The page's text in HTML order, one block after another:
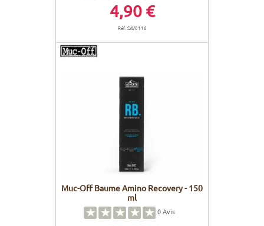
4,90 €
Réf. SAV0116
Muc-Off Baume Amino Recovery - 150
ml
0Avis